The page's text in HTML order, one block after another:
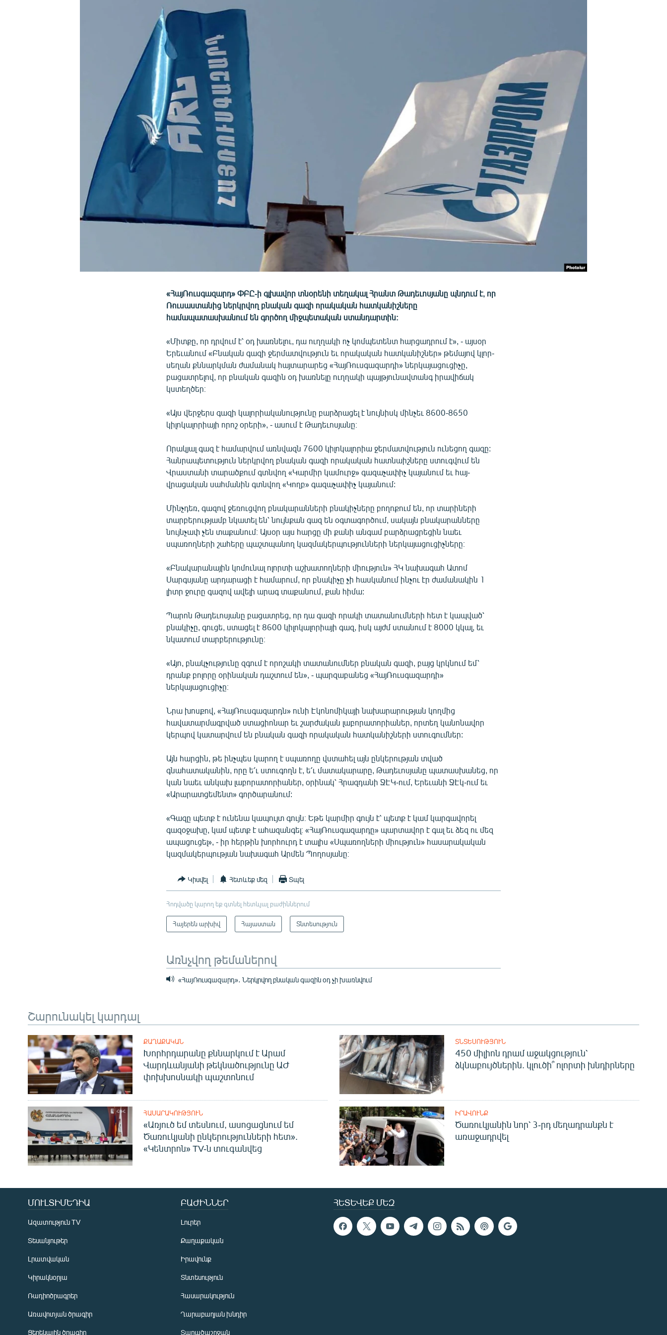
ՁԳՏԵԼՈՎ ԼԱՎԱԳՈՒՅՆԻՆ
«ՀայՌուսգազարդ» ՓԲԸ-ի գլխավոր տնօրենի տեղակալ Հրանտ Թադեւոսյանը պնդում է, որ
Ռուսաստանից ներկրվող բնական գազի որակական հատկանիշները
համապատասխանում են գործող միջպետական ստանդարտին:
«Միտքը, որ դրվում է՝ օդ խառնելու, դա ուղղակի ոչ կոմպետենտ հարցադրում է», - այսօր
Երեւանում «Բնական գազի ջերմատվություն եւ որակական հատկանիշներ» թեմայով կլոր-
սեղան քննարկման ժամանակ հայտարարեց «ՀայՌուսգազարդի» ներկայացուցիչը,
բացատրելով, որ բնական գազին օդ խառնելը ուղղակի պայթյունավտանգ իրավիճակ
կստեղծեր։
«Այս վերջերս գազի կալորիականությունը բարձրացել է նույնիսկ մինչեւ 8600-8650
կիլոկալորիայի որոշ օրերի», - ասում է Թադեւոսյանը։
Որակյալ գազ է համարվում առնվազն 7600 կիլոկալորիա ջերմատվություն ունեցող գազը:
Հանրապետություն ներկրվող բնական գազի որակական հատնաիշները ստուգվում են
Վրաստանի տարածքում գտնվող «Կարմիր կամուրջ» գազաչափիչ կայանում եւ հայ-
վրացական սահմանին գտնվող «Կողբ» գազաչափիչ կայանում:
Մինչդեռ, գազով ջեռուցվող բնակարանների բնակիչները բողոքում են, որ տարիների
տարբերությամբ նկատել են՝ նույնքան գազ են օգտագործում, սակայն բնակարանները
նույնչափ չեն տաքանում։ Այսօր այս հարցը մի քանի անգամ բարձրացրեցին նաեւ
սպառողների շահերը պաշտպանող կազմակերպությունների ներկայացուցիչները։
«Բնակարանային կոմունալ ոլորտի աշխատողների միություն» ՀԿ նախագահ Ատոմ
Սարգսյանը արդարացի է համարում, որ բնակիչը չի հասկանում ինչու էր ժամանակին 1
լիտր ջուրը գազով ավելի արագ տաքանում, քան հիմա:
Պարոն Թադեւոսյանը բացատրեց, որ դա գազի որակի տատանումների հետ է կապված՝
բնակիչը, գուցե, ստացել է 8600 կիլոկալորիայի գազ, իսկ այժմ ստանում է 8000 կկալ, եւ
նկատում տարբերությունը։
«Այո, բնակչությունը զգում է որոշակի տատանումներ բնական գազի, բայց կրկնում եմ՝
դրանք բոլորը օրինական դաշտում են», - պարզաբանեց «ՀայՌուսգազարդի»
ներկայացուցիչը։
Նրա խոսքով, «ՀայՌուսգազարդն» ունի Էկոնոմիկայի նախարարության կողմից
հավատարմագրված ստացիոնար եւ շարժական լաբորատորիաներ, որտեղ կանոնավոր
կերպով կատարվում են բնական գազի որակական հատկանիշների ստուգումներ:
Այն հարցին, թե ինչպես կարող է սպառողը վստահել այն ընկերության տված
գնահատականին, որը ե՛ւ ստուգողն է, ե՛ւ մատակարարը, Թադեւոսյանը պատասխանեց, որ
կան նաեւ անկախ լաբորատորիաներ, օրինակ՝ Հրազդանի ՋԷԿ-ում, Երեւանի ՋԷկ-ում եւ
«Արարատցեմենտ» գործարանում:
«Գազը պետք է ունենա կապույտ գույն։ Եթե կարմիր գույն է՝ պետք է կամ կարգավորել
գազօջախը, կամ պետք է ահազանգել։ «ՀայՌուսգազարդը» պարտավոր է գալ եւ ձեզ ու մեզ
ապացուցել», - իր հերթին խորհուրդ է տալիս «Սպառողների միություն» հասարակական
կազմակերպության նախագահ Արմեն Պողոսյանը։
Կիսվել Հետևեք մեզ Տպել
Հոդվածը կարող եք գտնել հետևյալ բաժիններում
Հայերեն արխիվ Հայաստան Տնտեսություն
Առնչվող թեմաներով
«ՀայՌուսգազարդ»․ Ներկրվող բնական գազին օդ չի խառնվում
Շարունակել կարդալ
ՔԱՂԱՔԱԿԱՆ
Խորհրդարանը քննարկում է Արամ
Վարդևանյանի թեկնածությունը ԱԺ
փոխխոսնակի պաշտոնում
ՏՆՏԵՍՈՒԹՅՈՒՆ
450 միլիոն դրամ աջակցություն՝
ձկնաբույծներին. կլուծի՞ ոլորտի խնդիրները
ՀԱՍԱՐԱԿՈՒԹՅՈՒՆ
«Առյուծ եմ տեսնում, ասոցացնում եմ
Ծառուկյանի ընկերությունների հետ».
«Կենտրոն» TV-ն տուգանվեց
ԻՐԱՎՈՒՆՔ
Ծառուկյանին նոր՝ 3-րդ մեղադրանքն է
առաջադրվել
ՀԵՏԵՎԵՔ ՄԵԶ
ՄՈՒԼՏԻՄԵԴԻԱ
Ազատություն TV
Տեսանյութեր
Լրատվական
Կիրակնօրյա
Ռադիոծրագրեր
Առավոտյան ծրագիր
Ցերեկային ծրագիր
ԲԱԺԻՆՆԵՐ
Լուրեր
Քաղաքական
Իրավունք
Տնտեսություն
Հասարակություն
Ղարաբաղյան խնդիր
Տարածաշրջան